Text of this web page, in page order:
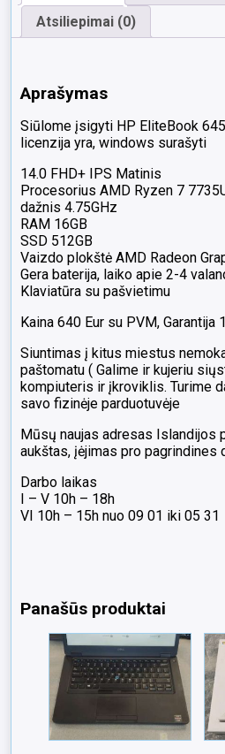
Atsiliepimai (0)
Aprašymas
Siūlome įsigyti HP EliteBook
licenzija yra, windows surašyti
14.0 FHD+ IPS Matinis
Procesorius AMD Ryzen 7
dažnis 4.75GHz
RAM 16GB
SSD 512GB
Vaizdo plokštė AMD Radeon
Gera baterija, laiko apie 2-4
Klaviatūra su pašvietimu
Kaina 640 Eur su PVM, Garantija
Siuntimas į kitus miestus
paštomatu ( Galime ir kujeriu
kompiuteris ir įkroviklis. Turime
savo fizinėje parduotuvėje
Mūsų naujas adresas Islandijos
aukštas, įėjimas pro
Darbo laikas
I – V 10h – 18h
VI 10h – 15h nuo 09 01 iki 05 31
Panašūs produktai